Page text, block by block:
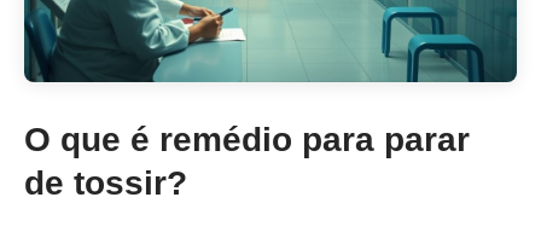
O que é remédio para parar
de tossir?